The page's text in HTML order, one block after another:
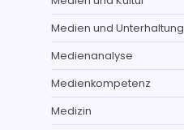
Medien und Unterhaltung
Medienanalyse
Medienkompetenz
Medizin